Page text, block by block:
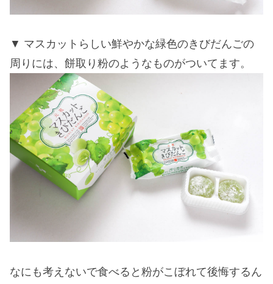
マスカットらしい鮮やかな緑色のきびだんごの
周りには、餅取り粉のようなものがついてます。
なにも考えないで食べると粉がこぼれて後悔するん